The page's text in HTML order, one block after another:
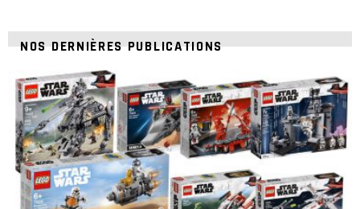
NOS DERNIÈRES PUBLICATIONS